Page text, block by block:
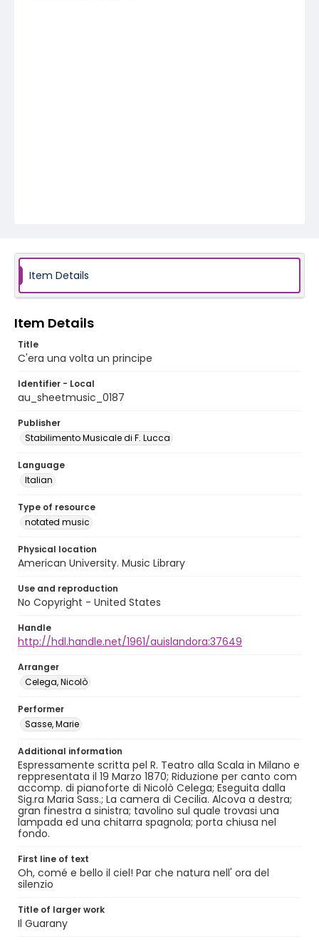
Item Details
Item Details
Title
C'era una volta un principe
Identifier - Local
au_sheetmusic_0187
Publisher
Stabilimento Musicale di F. Lucca
Language
Italian
Type of resource
notated music
Physical location
American University. Music Library
Use and reproduction
No Copyright - United States
Handle
http://hdl.handle.net/1961/auislandora:37649
Arranger
Celega, Nicolò
Performer
Sasse, Marie
Additional information
Espressamente scritta pel R. Teatro alla Scala in Milano e
reppresentata il 19 Marzo 1870; Riduzione per canto com
accomp. di pianoforte di Nicolò Celega; Eseguita dalla
Sig.ra Maria Sass.; La camera di Cecilia. Alcova a destra;
gran finestra a sinistra; tavolino sul quale trovasi una
lampada ed una chitarra spagnola; porta chiusa nel
fondo.
First line of text
Oh, comé e bello il ciel! Par che natura nell' ora del
silenzio
Title of larger work
Il Guarany